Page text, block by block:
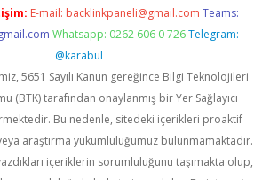
E-mail: backlinkpaneli@gmail.com Teams:
Whatsapp: 0262 606 0 726 Telegram:
@karabul
5651 Sayılı Kanun gereğince Bilgi Teknolojileri
(BTK) tarafından onaylanmış bir Yer Sağlayıcı
Bu nedenle, sitedeki içerikleri proaktif
araştırma yükümlülüğümüz bulunmamaktadır.
içeriklerin sorumluluğunu taşımakta olup,